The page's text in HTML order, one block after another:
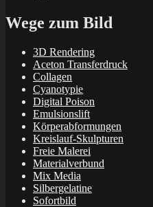
Wege zum Bild
3D Rendering
Aceton Transferdruck
Collagen
Cyanotypie
Digital Poison
Emulsionslift
Körperabformungen
Kreislauf-Skulpturen
Freie Malerei
Materialverbund
Mix Media
Silbergelatine
Sofortbild